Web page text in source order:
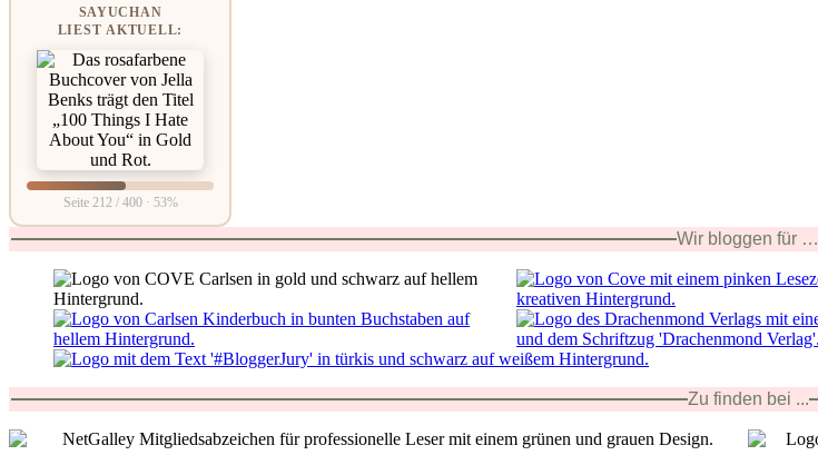
SAYUCHAN
LIEST AKTUELL:
Seite 212 / 400 · 53%
Wir bloggen für …
Zu finden bei ...